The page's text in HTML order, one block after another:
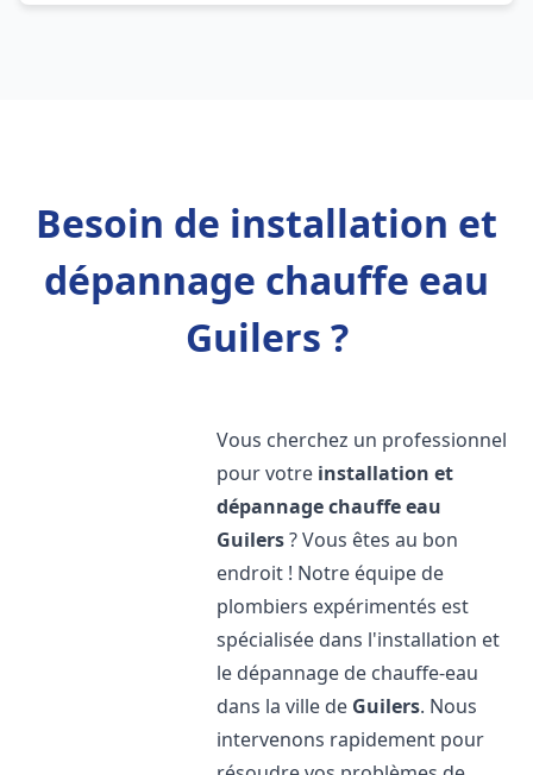
Besoin de installation et
dépannage chauffe eau
Guilers ?
Vous cherchez un professionnel
pour votre installation et
dépannage chauffe eau
Guilers? Vous êtes au bon
endroit ! Notre équipe de
plombiers expérimentés est
spécialisée dans l'installation et
le dépannage de chauffe-eau
dans la ville de Guilers. Nous
intervenons rapidement pour